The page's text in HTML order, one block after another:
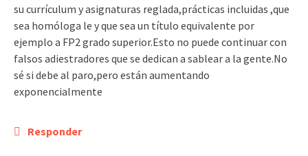
su currículum y asignaturas reglada,prácticas incluidas ,que
sea homóloga le y que sea un título equivalente por
ejemplo a FP2 grado superior.Esto no puede continuar con
falsos adiestradores que se dedican a sablear a la gente.No
sé si debe al paro,pero están aumentando
exponencialmente
Responder